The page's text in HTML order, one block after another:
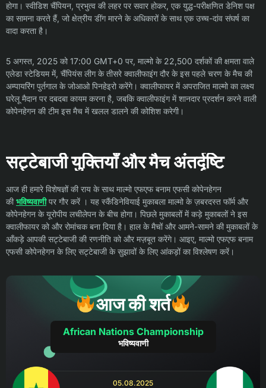
होगा। स्वीडिश चैंपियन, प्रभुत्व की लहर पर सवार होकर, एक युद्ध-परीक्षणित डेनिश पक्ष
का सामना करते हैं, जो क्षेत्रीय डींग मारने के अधिकारों के साथ एक उच्च-दांव संघर्ष का
वादा करता है।
5 अगस्त, 2025 को 17:00 GMT+0 पर, माल्मो के 22,500 दर्शकों की क्षमता वाले
एलेडा स्टेडियम में, चैंपियंस लीग के तीसरे क्वालीफाइंग दौर के इस पहले चरण के मैच की
अम्पायरिंग पुर्तगाल के जोआओ पिनहेइरो करेंगे। क्वालीफायर में अपराजित माल्मो का लक्ष्य
घरेलू मैदान पर दबदबा कायम करना है, जबकि क्वालीफाइंग में शानदार प्रदर्शन करने वाली
कोपेनहेगन की टीम इस मैच में खलल डालने की कोशिश करेगी।
सट्टेबाजी युक्तियाँ और मैच अंतर्दृष्टि
आज ही हमारे विशेषज्ञों की राय के साथ माल्मो एफएफ बनाम एफसी कोपेनहेगन
कीभविष्यवाणीपर गौर करें । यह स्कैंडिनेवियाई मुकाबला माल्मो के ज़बरदस्त फॉर्म और
कोपेनहेगन के यूरोपीय लचीलेपन के बीच होगा। पिछले मुकाबलों में कड़े मुकाबलों ने इस
क्वालीफायर को और रोमांचक बना दिया है। हाल के मैचों और आमने-सामने की मुकाबलों के
आँकड़े आपकी सट्टेबाजी की रणनीति को और मज़बूत करेंगे। आइए, माल्मो एफएफ बनाम
एफसी कोपेनहेगन के लिए सट्टेबाजी के सुझावों के लिए आंकड़ों का विश्लेषण करें।
आज की शर्त
African Nations Championship
भविष्यवाणी
05.08.2025